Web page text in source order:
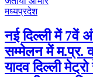
मध्यप्रदेश
नई दिल्ली में 7वें
सम्मेलन में म.प्र.
यादव दिल्ली